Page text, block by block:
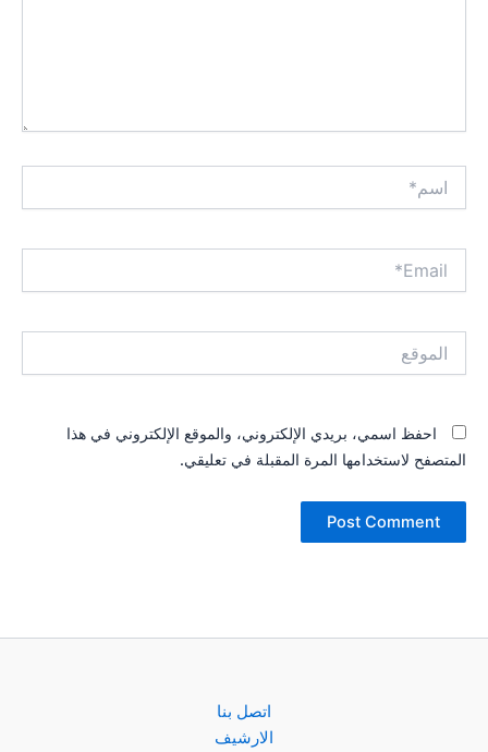
احفظ اسمي، بريدي الإلكتروني، والموقع الإلكتروني في هذا
المتصفح لاستخدامها المرة المقبلة في تعليقي.
اتصل بنا
الارشيف